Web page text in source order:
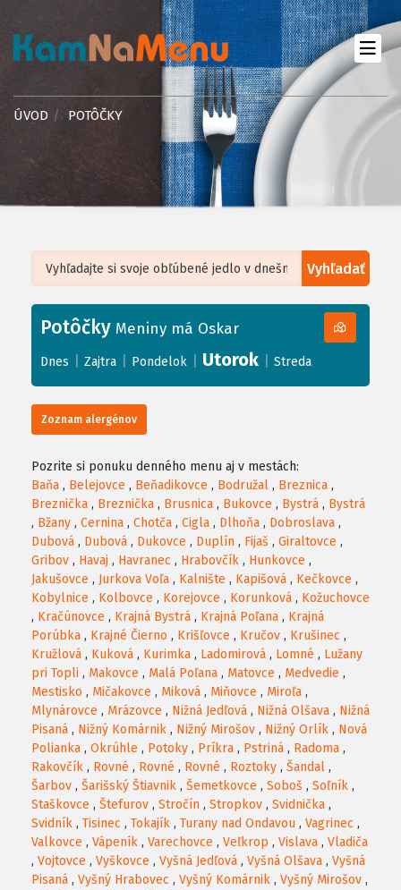
ÚVOD POTÔČKY
Vyhľadať
+
−
Leaflet| ©OpenStreetMap, Tiles courtesy ofHumanitarian OpenStreetMap
Potôčky Meniny má Oskar
Dnes Zajtra Pondelok Utorok Streda
Zoznam alergénov
Pozrite si ponuku denného menu aj v mestách:
Baňa , Belejovce , Beňadikovce , Bodružal , Breznica ,
Breznička , Breznička , Brusnica , Bukovce , Bystrá , Bystrá
, Bžany , Cernina , Chotča , Cigla , Dlhoňa , Dobroslava ,
Dubová , Dubová , Dukovce , Duplín , Fijaš , Giraltovce ,
Gribov , Havaj , Havranec , Hrabovčík , Hunkovce ,
Jakušovce , Jurkova Voľa , Kalnište , Kapišová , Kečkovce ,
Kobylnice , Kolbovce , Korejovce , Korunková , Kožuchovce
, Kračúnovce , Krajná Bystrá , Krajná Poľana , Krajná
Porúbka , Krajné Čierno , Krišľovce , Kručov , Krušinec ,
Kružlová , Kuková , Kurimka , Ladomirová , Lomné , Lužany
pri Topli , Makovce , Malá Poľana , Matovce , Medvedie ,
Mestisko , Mičakovce , Miková , Miňovce , Miroľa ,
Mlynárovce , Mrázovce , Nižná Jedľová , Nižná Olšava , Nižná
Pisaná , Nižný Komárnik , Nižný Mirošov , Nižný Orlík , Nová
Polianka , Okrúhle , Potoky , Príkra , Pstriná , Radoma ,
Rakovčík , Rovné , Rovné , Rovné , Roztoky , Šandal ,
Šarbov , Šarišský Štiavnik , Šemetkovce , Soboš , Soľník ,
Staškovce , Štefurov , Stročín , Stropkov , Svidnička ,
Svidník , Tisinec , Tokajík , Turany nad Ondavou , Vagrinec ,
Valkovce , Vápeník , Varechovce , Veľkrop , Vislava , Vladiča
, Vojtovce , Vyškovce , Vyšná Jedľová , Vyšná Olšava , Vyšná
Pisaná , Vyšný Hrabovec , Vyšný Komárnik , Vyšný Mirošov ,